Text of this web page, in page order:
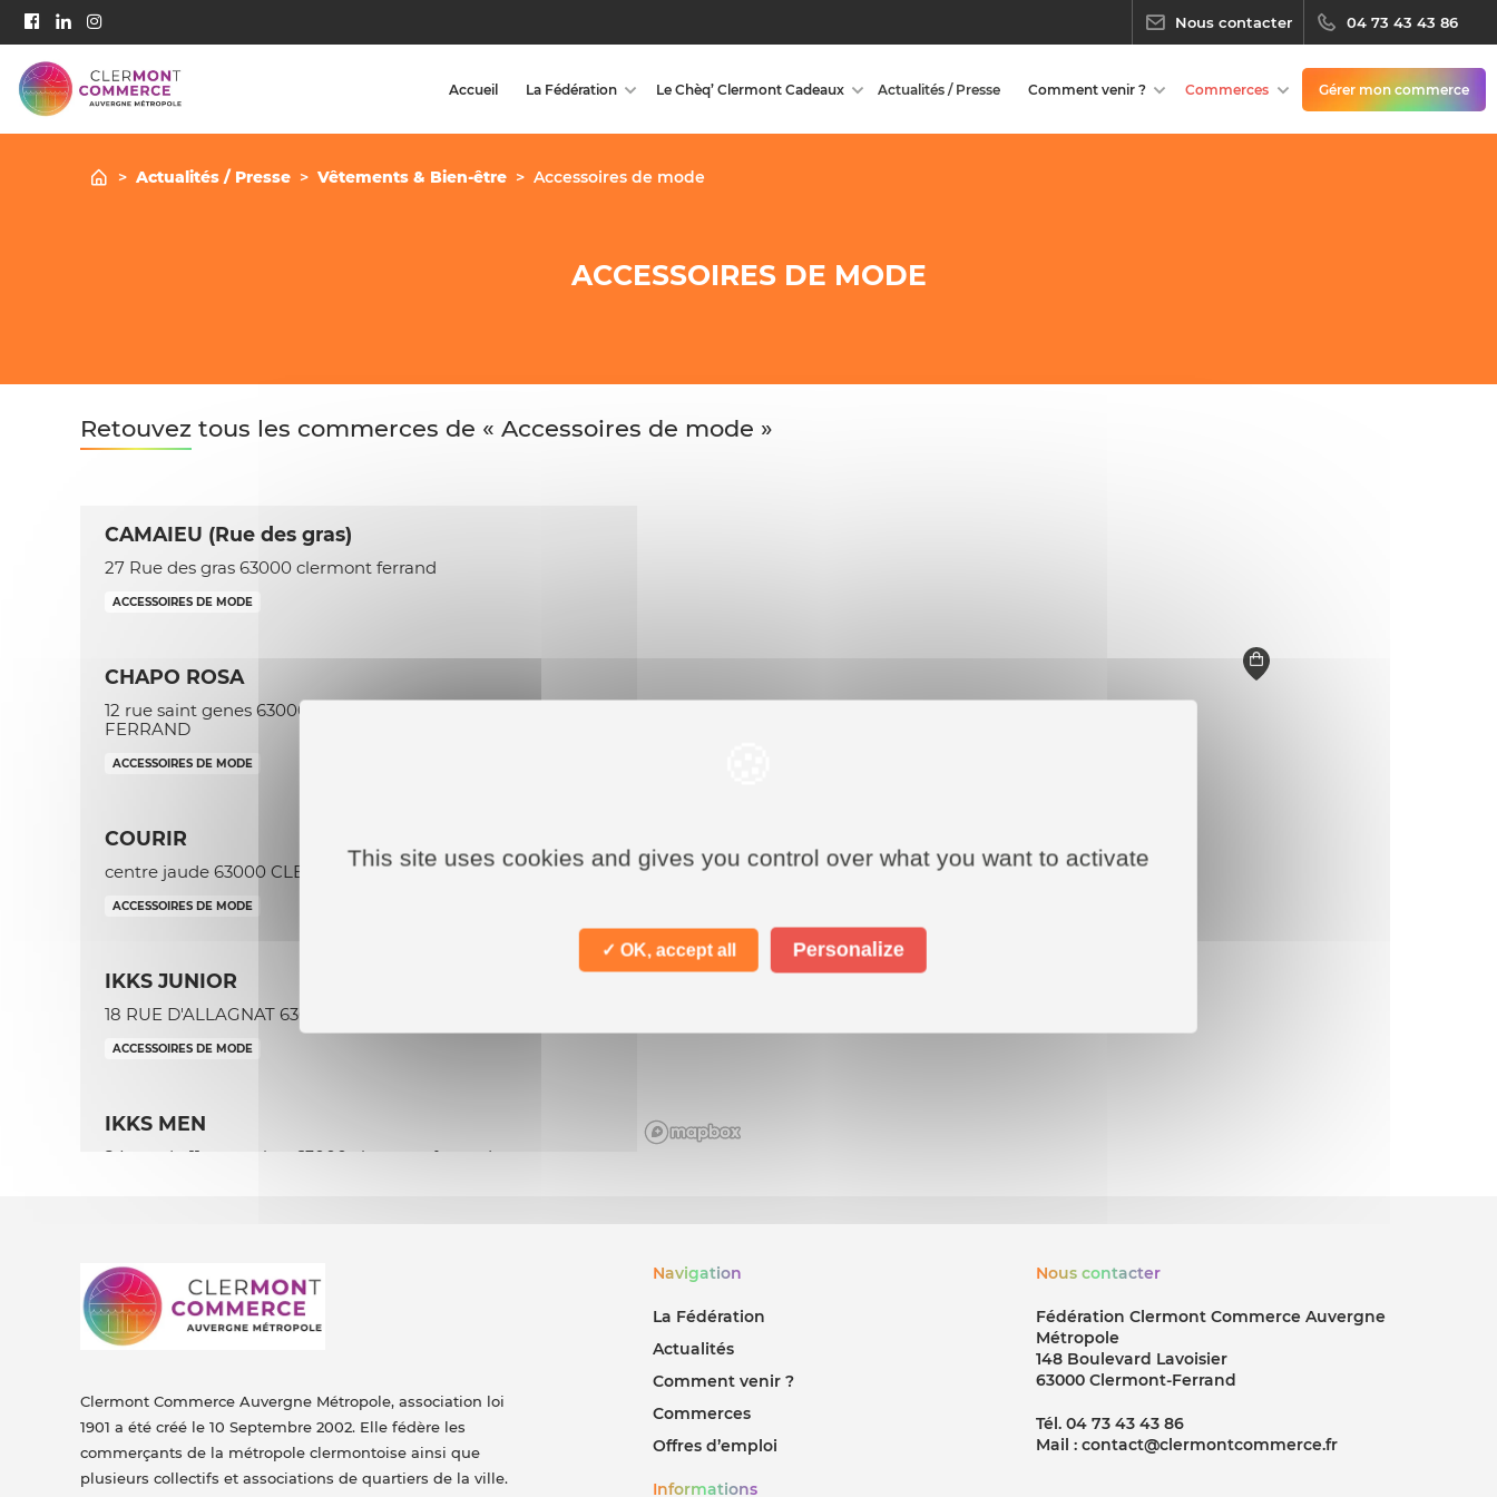
This site uses cookies and gives you control over what you want to activate
✓ OK, accept all Personalize
Nous contacter 04 73 43 43 86
Accueil La Fédération Le Chèq’ Clermont Cadeaux Actualités / Presse Comment venir ? Commerces Gérer mon commerce
> Actualités / Presse > Vêtements & Bien-être > Accessoires de mode
ACCESSOIRES DE MODE
Retouvez tous les commerces de « Accessoires de mode »
CAMAIEU (Rue des gras)
27 Rue des gras 63000 clermont ferrand
ACCESSOIRES DE MODE
CHAPO ROSA
12 rue saint genes 63000 CLERMONT-
FERRAND
ACCESSOIRES DE MODE
COURIR
centre jaude 63000 CLERMONT-FERRAND
ACCESSOIRES DE MODE
IKKS JUNIOR
18 RUE D'ALLAGNAT 63000 clermont ferrand
ACCESSOIRES DE MODE
IKKS MEN
24 rue du 11 novembre 63000 clermont ferrand
JAVOTINE
9 rue du Onze Novembre 63000 clermont
ferrand
LA BOBINE A POIS
3 RUE DES GRAS 63000 clermont ferrand
Clermont Commerce Auvergne Métropole, association loi
1901 a été créé le 10 Septembre 2002. Elle fédère les
commerçants de la métropole clermontoise ainsi que
plusieurs collectifs et associations de quartiers de la ville.
Navigation
La Fédération
Actualités
Comment venir ?
Commerces
Offres d’emploi
Informations
Nous contacter
Fédération Clermont Commerce Auvergne
Métropole
148 Boulevard Lavoisier
63000 Clermont-Ferrand
Tél. 04 73 43 43 86
Mail : contact@clermontcommerce.fr